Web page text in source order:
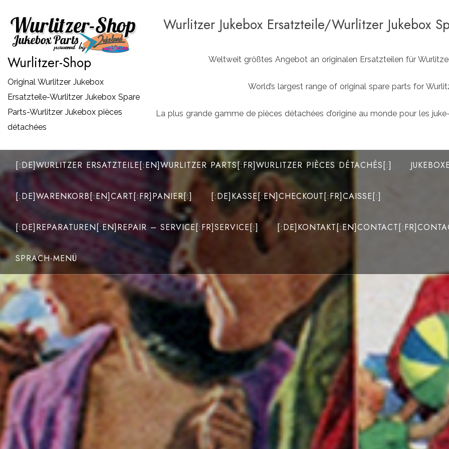
Inhalt
springen
Wurlitzer-Shop
Original Wurlitzer Jukebox
Ersatzteile-Wurlitzer Jukebox Spare
Parts-Wurlitzer Jukebox pièces
détachées
Wurlitzer Jukebox Ersatzteile/Wurlitzer Jukebox
Weltweit größtes Angebot an originalen Ersatzteilen für
World’s largest range of original spare parts for
La plus grande gamme de pièces détachées d’origine au monde pour les
[:DE]WURLITZER ERSATZTEILE[:EN]WURLITZER PARTS[:FR]WURLITZER PIÈCES DÉTACHÉS[:]
[:DE]WARENKORB[:EN]CART[:FR]PANIER[:] [:DE]KASSE[:EN]CHECKOUT[:FR]CAISSE[:]
[:DE]REPARATUREN[:EN]REPAIR – SERVICE[:FR]SERVICE[:]
SPRACH-MENÜ